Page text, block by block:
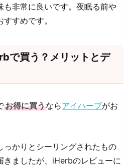
も非常に良いです。夜眠る前や
すめです。
で買う？メリットとデ
お得に買うならアイハーブがお
っかりとシーリングされたもの
きましたが、iHerbのレビューに